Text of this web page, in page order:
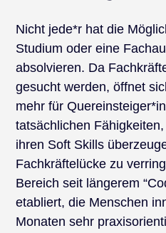
Nicht jede*r hat die
Studium oder eine
absolvieren. Da
gesucht werden, öffnet
mehr für
tatsächlichen
ihren Soft Skills
Fachkräftelücke zu
Bereich seit längerem
etabliert, die Menschen
Monaten sehr